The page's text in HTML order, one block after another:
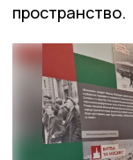
пространство.